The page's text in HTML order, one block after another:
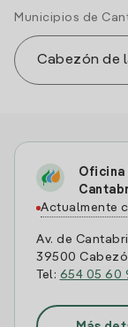
Municipios de
Oficina
Actualmente
Av. de
39500
Tel: 654 05 60